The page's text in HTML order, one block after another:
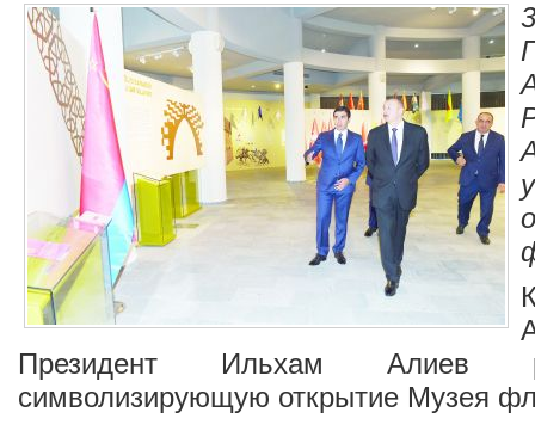
Президент Ильхам Алиев
символизирующую открытие Музея